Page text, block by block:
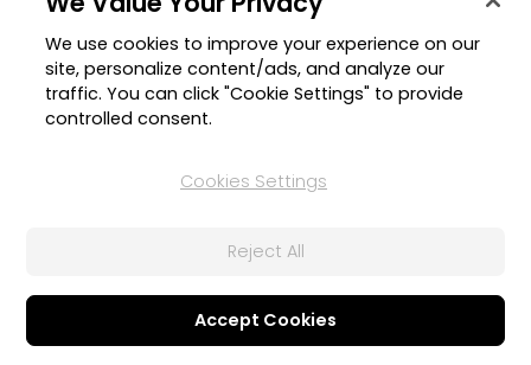
neuen Brand-Kit, um einheitliches Branding zu erzeugen.
Trendige Content-Pakete
We use cookies to improve your experience on our
site, personalize content/ads, and analyze our
traffic. You can click "Cookie Settings" to provide
controlled consent.
Cookies Settings
Reject All
Accept Cookies